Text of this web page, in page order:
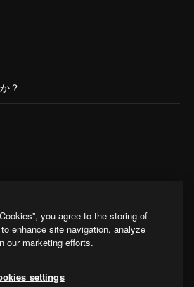
？
you agree to the storing of
enhance site navigation, analyze
our marketing efforts.
settings